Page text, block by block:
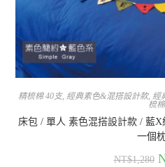
精梳棉 40支, 經典素色&混搭設計款, 經
梳棉
床包 / 單人 素色混搭設計款 / 藍
一個
NT$1,280